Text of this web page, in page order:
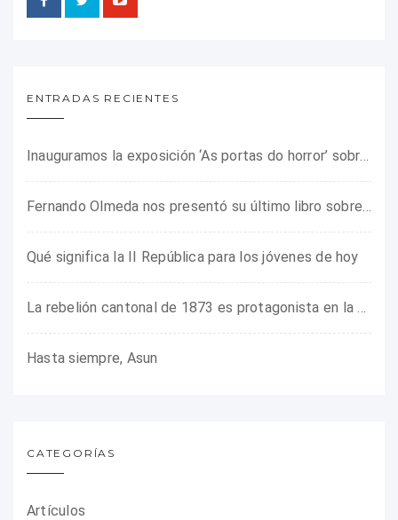
ENTRADAS RECIENTES
Qué significa la II República para los jóvenes de hoy
Hasta siempre, Asun
CATEGORÍAS
Artículos